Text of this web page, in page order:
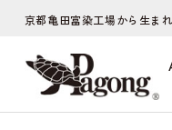
京都亀田富染工場から生ま